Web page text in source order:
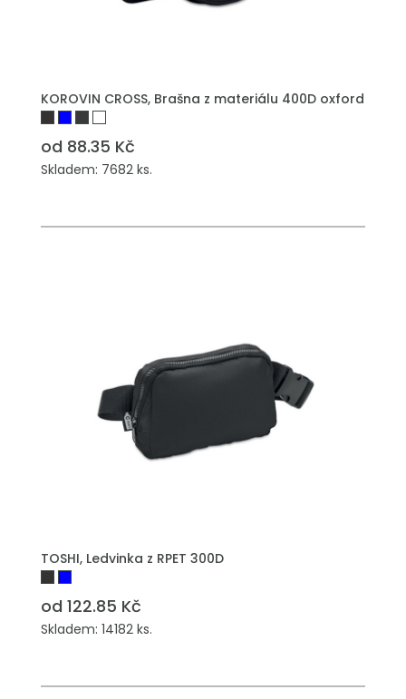
KOROVIN CROSS, Brašna z materiálu 400D oxford
od 88.35 Kč
Skladem: 7682 ks.
TOSHI, Ledvinka z RPET 300D
od 122.85 Kč
Skladem: 14182 ks.